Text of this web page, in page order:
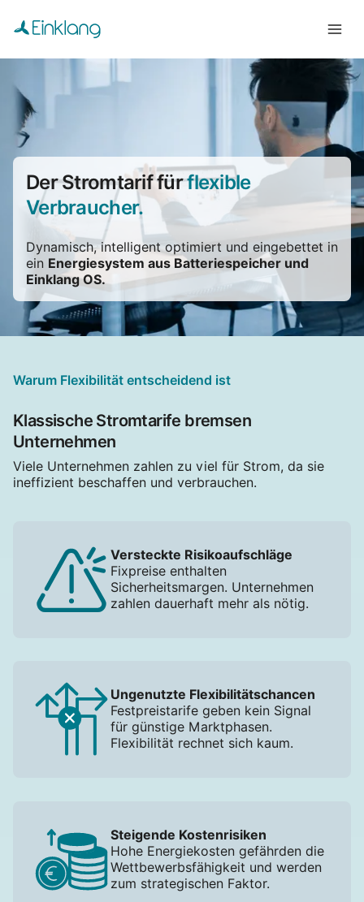
Der Stromtarif fürflexible
Verbraucher.
Dynamisch, intelligent optimiert und eingebettet in
ein Energiesystem aus Batteriespeicher und
Einklang OS.
Warum Flexibilität entscheidend ist
Klassische Stromtarife bremsen
Unternehmen
Viele Unternehmen zahlen zu viel für Strom, da sie
ineffizient beschaffen und verbrauchen.
Versteckte Risikoaufschläge
Fixpreise enthalten
Sicherheitsmargen. Unternehmen
zahlen dauerhaft mehr als nötig.
Ungenutzte Flexibilitätschancen
Festpreistarife geben kein Signal
für günstige Marktphasen.
Flexibilität rechnet sich kaum.
Steigende Kostenrisiken
Hohe Energiekosten gefährden die
Wettbewerbsfähigkeit und werden
zum strategischen Faktor.